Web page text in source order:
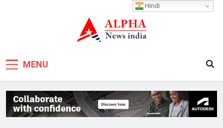
MENU
Hindi